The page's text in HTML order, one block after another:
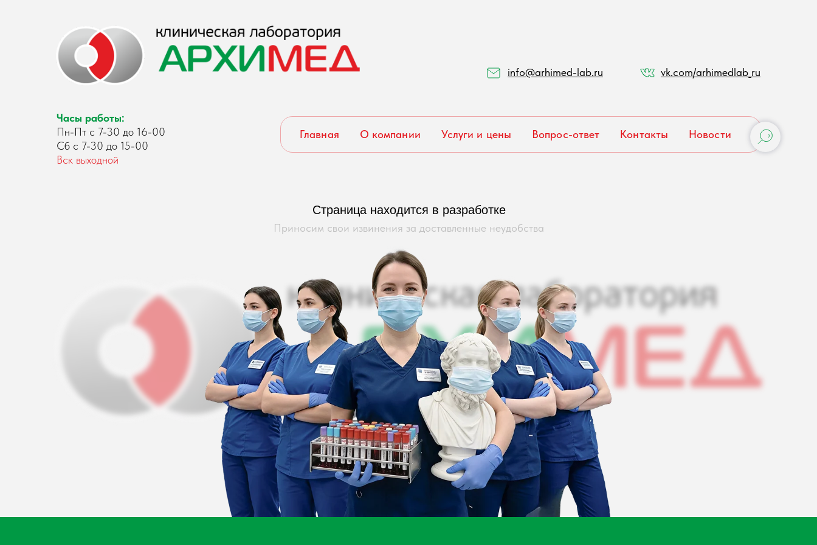
info@arhimed-lab.ru vk.com/arhimedlab_ru
Главная О компании Услуги и цены Вопрос-ответ Контакты Новости
Часы работы:
Пн-Пт с 7-30 до 16-00
Сб с 7-30 до 15-00
Вск выходной
Страница находится в разработке
Приносим свои извинения за доставленные неудобства